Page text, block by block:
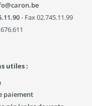
- Fax 02.745.11.99
utiles :
paiement